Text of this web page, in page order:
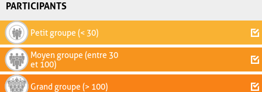
PARTICIPANTS
Petit groupe (< 30)
Moyen groupe (entre 30
et 100)
Grand groupe (> 100)